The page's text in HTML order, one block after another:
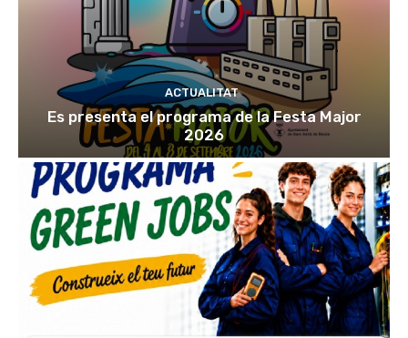
ACTUALITAT
Es presenta el programa de la Festa Major
2026